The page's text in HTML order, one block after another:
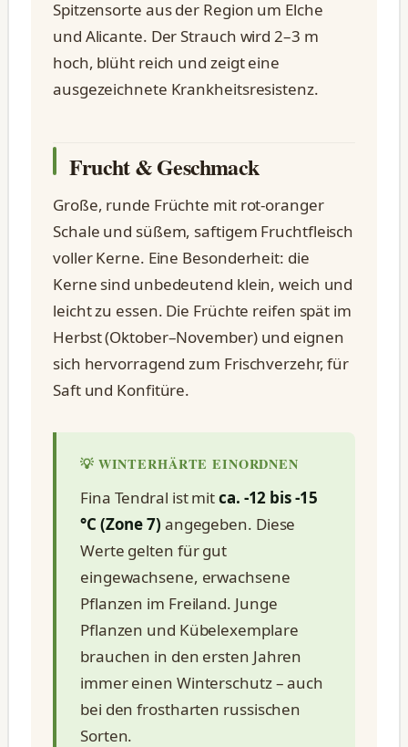
Spitzensorte aus der Region um Elche
und Alicante. Der Strauch wird 2–3 m
hoch, blüht reich und zeigt eine
ausgezeichnete Krankheitsresistenz.
Frucht & Geschmack
Große, runde Früchte mit rot-oranger
Schale und süßem, saftigem Fruchtfleisch
voller Kerne. Eine Besonderheit: die
Kerne sind unbedeutend klein, weich und
leicht zu essen. Die Früchte reifen spät im
Herbst (Oktober–November) und eignen
sich hervorragend zum Frischverzehr, für
Saft und Konfitüre.
💡 WINTERHÄRTE EINORDNEN
Fina Tendral ist mitca. -12 bis -15
°C (Zone 7) angegeben. Diese
Werte gelten für gut
eingewachsene, erwachsene
Pflanzen im Freiland. Junge
Pflanzen und Kübelexemplare
brauchen in den ersten Jahren
immer einen Winterschutz – auch
bei den frostharten russischen
Sorten.